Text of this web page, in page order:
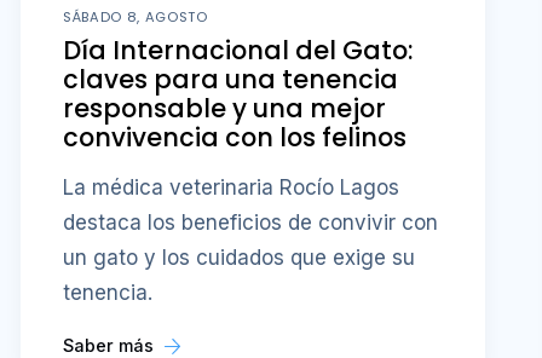
SÁBADO 8, AGOSTO
Día Internacional del Gato:
claves para una tenencia
responsable y una mejor
convivencia con los felinos
La médica veterinaria Rocío Lagos
destaca los beneficios de convivir con
un gato y los cuidados que exige su
tenencia.
Saber más